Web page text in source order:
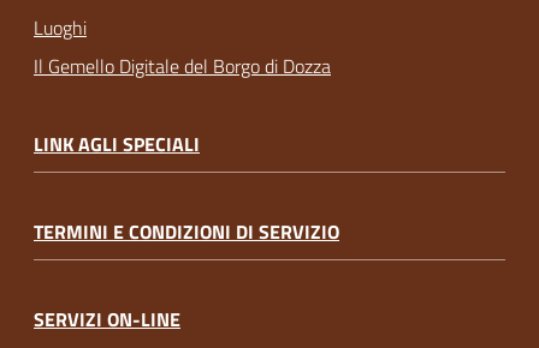
Luoghi
Il Gemello Digitale del Borgo di Dozza
LINK AGLI SPECIALI
TERMINI E CONDIZIONI DI SERVIZIO
SERVIZI ON-LINE